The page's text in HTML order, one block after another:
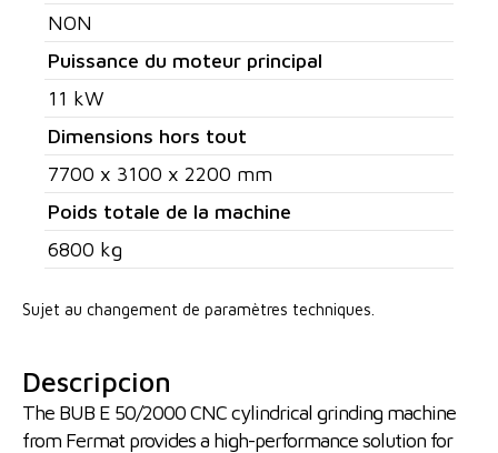
NON
Puissance du moteur principal
11 kW
Dimensions hors tout
7700 x 3100 x 2200 mm
Poids totale de la machine
6800 kg
Sujet au changement de paramètres techniques.
Descripcion
The BUB E 50/2000 CNC cylindrical grinding machine
from Fermat provides a high-performance solution for